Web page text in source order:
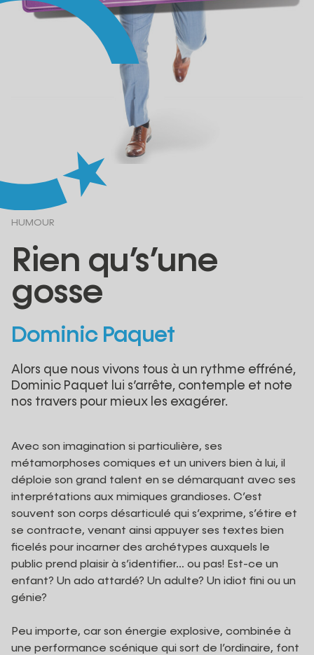
HUMOUR
Rien qu’s’une
gosse
Dominic Paquet
Alors que nous vivons tous à un rythme effréné,
Dominic Paquet lui s’arrête, contemple et note
nos travers pour mieux les exagérer.
Avec son imagination si particulière, ses
métamorphoses comiques et un univers bien à lui, il
déploie son grand talent en se démarquant avec ses
interprétations aux mimiques grandioses. C’est
souvent son corps désarticulé qui s’exprime, s’étire et
se contracte, venant ainsi appuyer ses textes bien
ficelés pour incarner des archétypes auxquels le
public prend plaisir à s’identifier… ou pas! Est-ce un
enfant? Un ado attardé? Un adulte? Un idiot fini ou un
génie?
Peu importe, car son énergie explosive, combinée à
une performance scénique qui sort de l’ordinaire, font